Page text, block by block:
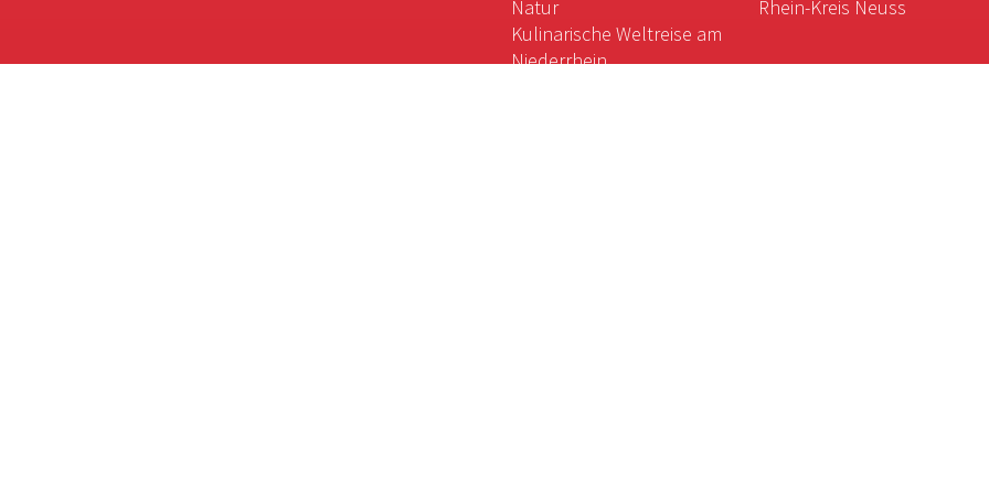
Natur
Kulinarische Weltreise am
Niederrhein
Rhein-Kreis Neuss